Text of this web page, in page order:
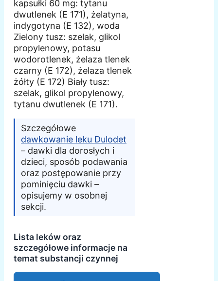
kapsułki 60 mg: tytanu
dwutlenek (E 171), żelatyna,
indygotyna (E 132), woda
Zielony tusz: szelak, glikol
propylenowy, potasu
wodorotlenek, żelaza tlenek
czarny (E 172), żelaza tlenek
żółty (E 172) Biały tusz:
szelak, glikol propylenowy,
tytanu dwutlenek (E 171).
Szczegółowe
dawkowanie leku Dulodet
– dawki dla dorosłych i
dzieci, sposób podawania
oraz postępowanie przy
pominięciu dawki –
opisujemy w osobnej
sekcji.
Lista leków oraz
szczegółowe informacje na
temat substancji czynnej